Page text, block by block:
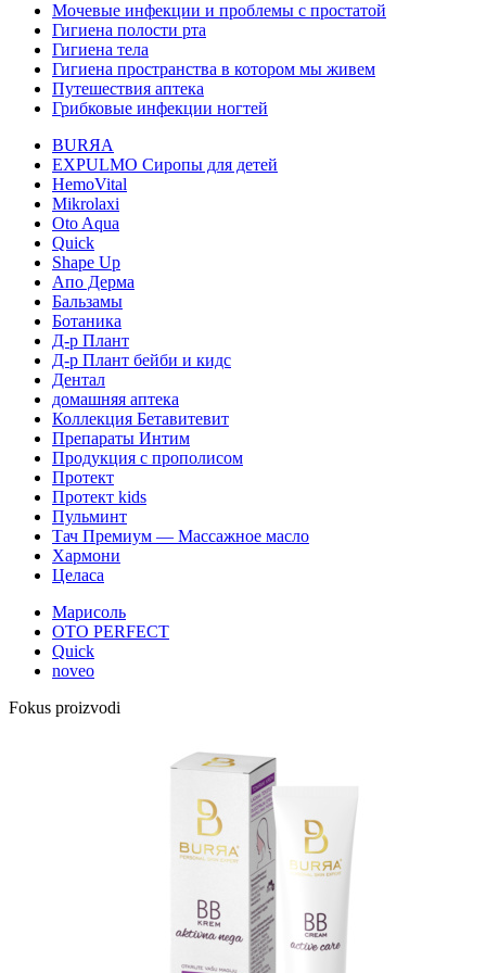
Мочевые инфекции и проблемы с простатой
Гигиена полости рта
Гигиена тела
Гигиена пространства в котором мы живем
Путешествия аптека
Грибковые инфекции ногтей
BURЯA
EXPULMO Сиропы для детей
HemoVital
Mikrolaxi
Oto Aqua
Quick
Shape Up
Апо Дерма
Бальзамы
Ботаника
Д-р Плант
Д-р Плант бейби и кидс
Дентал
домашняя аптека
Коллекция Бетавитевит
Препараты Интим
Продукция с прополисом
Протект
Протект kids
Пульминт
Тач Премиум — Массажное масло
Хармони
Целаса
Марисоль
OTO PERFECT
Quick
noveo
Fokus proizvodi